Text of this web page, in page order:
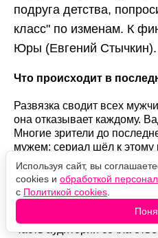
подруга детства,
класс" по изменам. К
Юры (Евгений Стычкин).
Что происходит в
Развязка сводит всех
она отказывает каждому.
Многие зрители до
мужем: сериал шёл к этому
свернул.
Отдельная линия —
сценарий отматывает
и предлагает разгадку
Часть аудитории сочла
Используя сайт, вы
cookies и обработкой
с Политикой cookies